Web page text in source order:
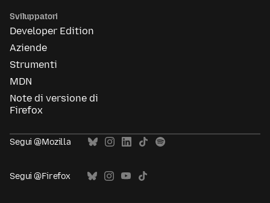
Sviluppatori
Developer Edition
Aziende
Strumenti
MDN
Note di versione di
Firefox
Segui @Mozilla
Segui @Firefox